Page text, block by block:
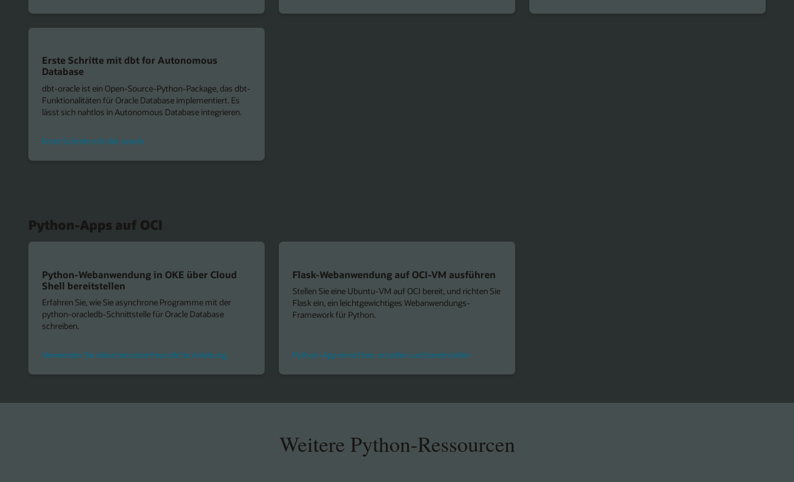
Erste Schritte mit dbt for Autonomous
Database
dbt-oracle ist ein Open-Source-Python-Package, das dbt-
Funktionalitäten für Oracle Database implementiert. Es
lässt sich nahtlos in Autonomous Database integrieren.
Erste Schritte mit dbt-oracle
Python-Apps auf OCI
Python-Webanwendung in OKE über Cloud
Shell bereitstellen
Erfahren Sie, wie Sie asynchrone Programme mit der
python-oracledb-Schnittstelle für Oracle Database
schreiben.
Verwenden Sie diese benutzerfreundliche Anleitung
Flask-Webanwendung auf OCI-VM ausführen
Stellen Sie eine Ubuntu-VM auf OCI bereit, und richten Sie
Flask ein, ein leichtgewichtiges Webanwendungs-
Framework für Python.
Python-App einrichten, erstellen und bereitstellen
Weitere Python-Ressourcen